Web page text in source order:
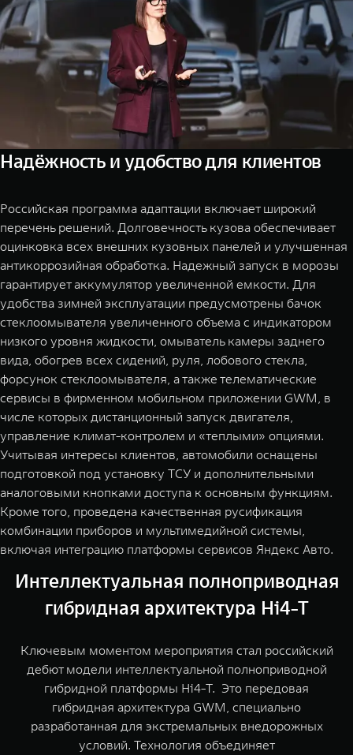
Надёжность и удобство для клиентов
Российская программа адаптации включает широкий
перечень решений. Долговечность кузова обеспечивает
оцинковка всех внешних кузовных панелей и улучшенная
антикоррозийная обработка. Надежный запуск в морозы
гарантирует аккумулятор увеличенной емкости. Для
удобства зимней эксплуатации предусмотрены бачок
стеклоомывателя увеличенного объема с индикатором
низкого уровня жидкости, омыватель камеры заднего
вида, обогрев всех сидений, руля, лобового стекла,
форсунок стеклоомывателя, а также телематические
сервисы в фирменном мобильном приложении GWM, в
числе которых дистанционный запуск двигателя,
управление климат-контролем и «теплыми» опциями.
Учитывая интересы клиентов, автомобили оснащены
подготовкой под установку ТСУ и дополнительными
аналоговыми кнопками доступа к основным функциям.
Кроме того, проведена качественная русификация
комбинации приборов и мультимедийной системы,
включая интеграцию платформы сервисов Яндекс Авто.
Интеллектуальная полноприводная
гибридная архитектура Hi4-T
Ключевым моментом мероприятия стал российский
дебют модели интеллектуальной полноприводной
гибридной платформы Hi4-Т. Это передовая
гибридная архитектура GWM, специально
разработанная для экстремальных внедорожных
условий. Технология объединяет